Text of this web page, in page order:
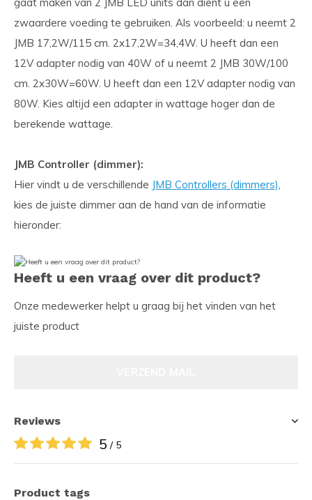
zwaardere voeding te gebruiken. Als voorbeeld: u neemt 2
JMB 17,2W/115 cm. 2x17,2W=34,4W. U heeft dan een
12V adapter nodig van 40W of u neemt 2 JMB 30W/100
cm. 2x30W=60W. U heeft dan een 12V adapter nodig van
80W. Kies altijd een adapter in wattage hoger dan de
berekende wattage.
JMB Controller (dimmer):
Hier vindt u de verschillende JMB Controllers (dimmers),
kies de juiste dimmer aan de hand van de informatie
hieronder:
Heeft u een vraag over dit product?
Onze medewerker helpt u graag bij het vinden van het
juiste product
Reviews
5 / 5
Product tags